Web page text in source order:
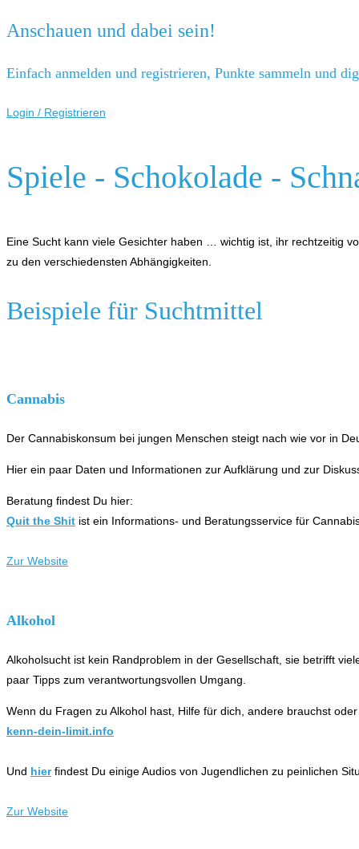
Anschauen und dabei sein!
Einfach anmelden und registrieren, Punkte sammeln und
Login / Registrieren
Spiele - Schokolade -
Eine Sucht kann viele Gesichter haben … wichtig ist, ihr rechtzeitig
zu den verschiedensten Abhängigkeiten.
Beispiele für Suchtmittel
Cannabis
Der Cannabiskonsum bei jungen Menschen steigt nach wie vor in
Hier ein paar Daten und Informationen zur Aufklärung und zur
Beratung findest Du hier:
Quit the Shit ist ein Informations- und Beratungsservice für
Zur Website
Alkohol
Alkoholsucht ist kein Randproblem in der Gesellschaft, sie betrifft
paar Tipps zum verantwortungsvollen Umgang.
Wenn du Fragen zu Alkohol hast, Hilfe für dich, andere brauchst
kenn-dein-limit.info
Und hierfindest Du einige Audios von Jugendlichen zu peinlichen
Zur Website